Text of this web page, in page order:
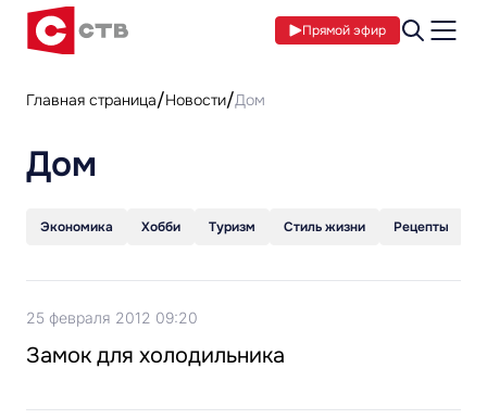
Прямой эфир
Главная страница Новости Дом
Дом
Экономика Хобби Туризм Стиль жизни Рецепты
25 февраля 2012 09:20
Замок для холодильника